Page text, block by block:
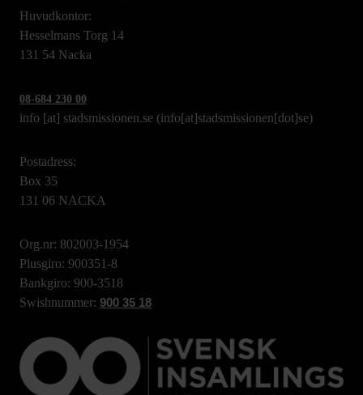
Huvudkontor:
Hesselmans Torg 14
131 54 Nacka
08-684 230 00
info [at] stadsmissionen.se (info[at]stadsmissionen[dot]se)
Postadress:
Box 35
131 06 NACKA
Org.nr: 802003-1954
Plusgiro: 900351-8
Bankgiro: 900-3518
Swishnummer: 900 35 18